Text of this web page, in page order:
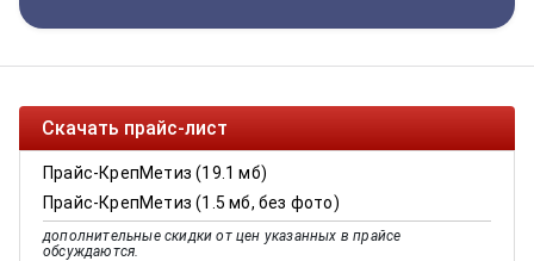
Скачать прайс-лист
Прайс-КрепМетиз (19.1 мб)
Прайс-КрепМетиз (1.5 мб, без фото)
дополнительные скидки от цен указанных в прайсе
обсуждаются.